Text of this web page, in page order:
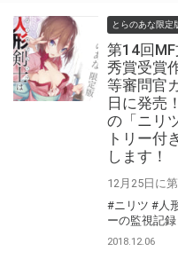
とらのあな限定
第14回
秀賞受賞
等審問官
日に発売
の「ニリ
トリー付
します！
#ニリツ #人
ーの監視記録
2018.12.06